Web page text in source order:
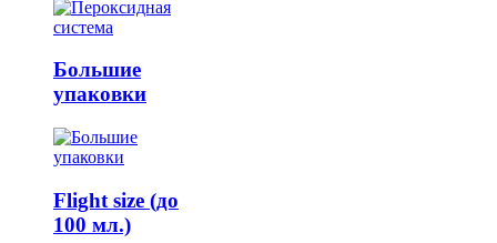
Большие
упаковки
Flight size (до
100 мл.)